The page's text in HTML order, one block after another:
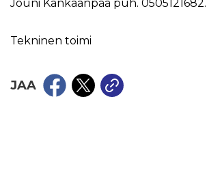
Jouni Kankaanpää puh. 0505121682.
Tekninen toimi
JAA